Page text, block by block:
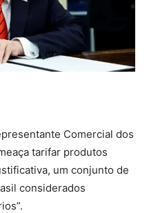
Comercial dos
tarifar produtos
um conjunto de
considerados